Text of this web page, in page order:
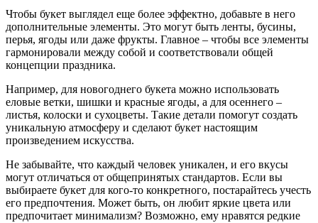
Чтобы букет выглядел еще более эффектно, добавьте в него
дополнительные элементы. Это могут быть ленты, бусины,
перья, ягоды или даже фрукты. Главное – чтобы все элементы
гармонировали между собой и соответствовали общей
концепции праздника.
Например, для новогоднего букета можно использовать
еловые ветки, шишки и красные ягоды, а для осеннего –
листья, колоски и сухоцветы. Такие детали помогут создать
уникальную атмосферу и сделают букет настоящим
произведением искусства.
Не забывайте, что каждый человек уникален, и его вкусы
могут отличаться от общепринятых стандартов. Если вы
выбираете букет для кого-то конкретного, постарайтесь учесть
его предпочтения. Может быть, он любит яркие цвета или
предпочитает минимализм? Возможно, ему нравятся редкие